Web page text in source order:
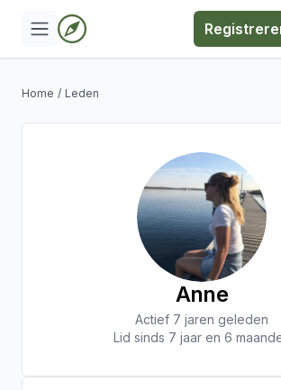
Home / Leden
Anne
Actief 7 jaren geleden
Lid sinds 7 jaar en 6